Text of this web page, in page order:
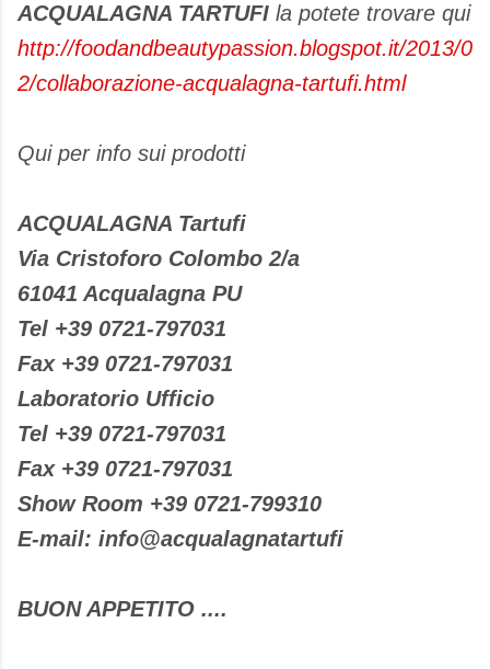
ACQUALAGNA TARTUFI la potete trovare qui
http://foodandbeautypassion.blogspot.it/2013/0
2/collaborazione-acqualagna-tartufi.html
Qui per info sui prodotti
ACQUALAGNA Tartufi
Via Cristoforo Colombo 2/a
61041 Acqualagna PU
Tel +39 0721-797031
Fax +39 0721-797031
Laboratorio Ufficio
Tel +39 0721-797031
Fax +39 0721-797031
Show Room +39 0721-799310
E-mail: info@acqualagnatartufi
BUON APPETITO ....